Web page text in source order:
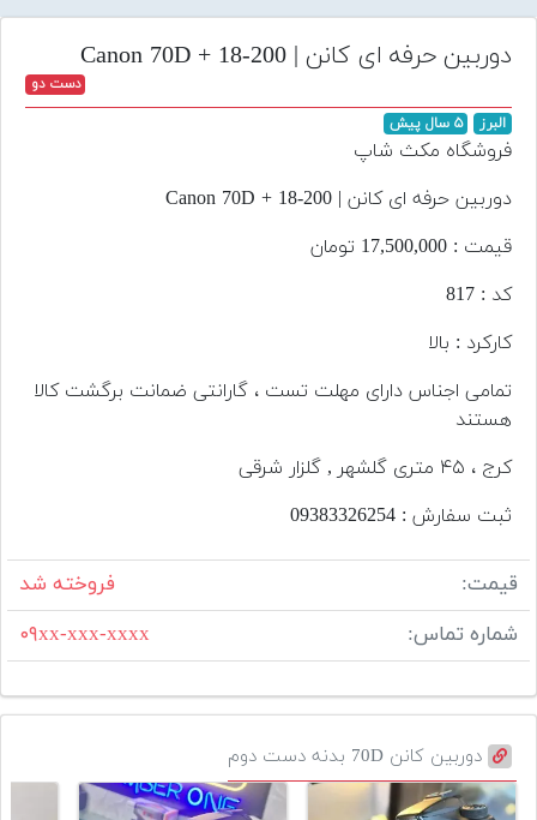
تجهیزات
مکث
افزودن
دست
قیمت
دوربین حرفه ای کانن | Canon 70D + 18-200
دست دو
البرز ۵ سال پیش
فروشگاه مکث شاپ
دوربین حرفه ای کانن | Canon 70D + 18-200
قیمت : 17,500,000 تومان
کد : 817
کارکرد : بالا
تمامی اجناس دارای مهلت تست ، گارانتی ضمانت برگشت کالا
هستند
کرج ، ۴۵ متری گلشهر , گلزار شرقی
ثبت سفارش : 09383326254
قیمت:
فروخته شد
شماره تماس:
۰۹xx-xxx-xxxx
دوربین کانن 70D بدنه دست دوم